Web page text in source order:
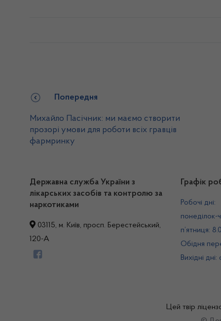
Попередня
Михайло Пасічник: ми маємо створити
прозорі умови для роботи всіх гравців
фармринку
Державна служба України з
лікарських засобів та контролю за
наркотиками
03115, м. Київ, просп. Берестейський,
120-А
Графік
Робочі дні:
понеділок-
п’ятниця:
Обідня
Вихідні
Цей твір